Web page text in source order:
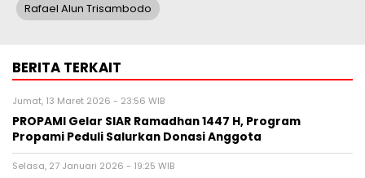
Rafael Alun Trisambodo
BERITA TERKAIT
Jumat, 13 Maret 2026 - 23:56 WIB
PROPAMI Gelar SIAR Ramadhan 1447 H, Program
Propami Peduli Salurkan Donasi Anggota
Selasa, 27 Januari 2026 - 19:25 WIB